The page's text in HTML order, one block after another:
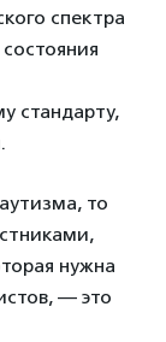
спектра
стандарту,
то
нужна
— это